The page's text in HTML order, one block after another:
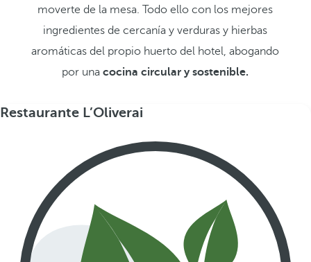
moverte de la mesa. Todo ello con los mejores
ingredientes de cercanía y verduras y hierbas
aromáticas del propio huerto del hotel, abogando
por unacocina circular y sostenible.
Restaurante L’Oliverai